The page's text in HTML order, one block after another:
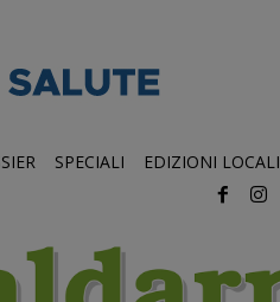
SPECIALI EDIZIONI LOCALI